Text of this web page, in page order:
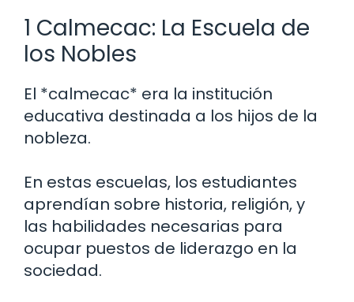
1 Calmecac: La Escuela de
los Nobles
El *calmecac* era la institución
educativa destinada a los hijos de la
nobleza.
En estas escuelas, los estudiantes
aprendían sobre historia, religión, y
las habilidades necesarias para
ocupar puestos de liderazgo en la
sociedad.